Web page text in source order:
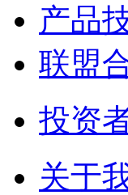
产品
联盟
投资
关于